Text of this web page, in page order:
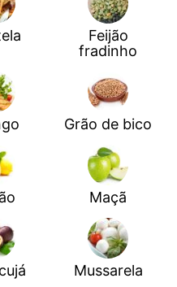
Feijão
fradinho
Grão de bico
Maçã
Mussarela